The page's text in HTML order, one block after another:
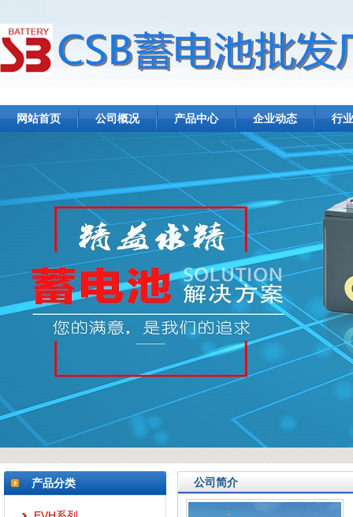
网站首页 公司概况 产品中心 企业动态 行
产品分类 公司简介